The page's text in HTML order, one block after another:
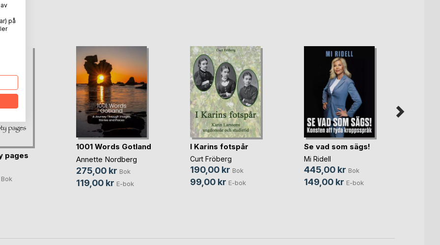
pages
Bok
1001 Words Gotland
Annette Nordberg
275,00 kr Bok
119,00 kr E-bok
I Karins fotspår
Curt Fröberg
190,00 kr Bok
99,00 kr E-bok
Se vad som sägs!
Mi Ridell
445,00 kr Bok
149,00 kr E-bok
på